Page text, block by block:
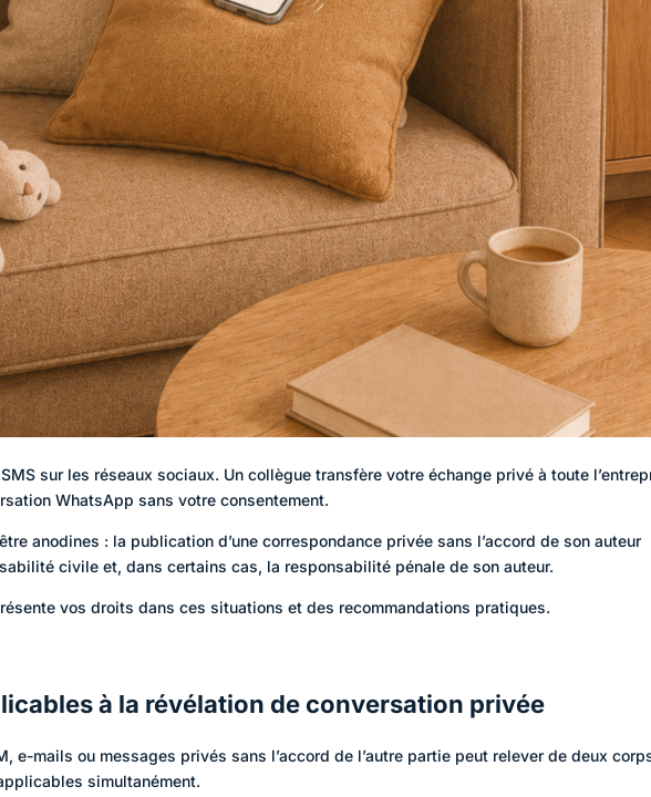
sur les réseaux sociaux. Un collègue transfère votre échange privé à toute
WhatsApp sans votre consentement.
anodines : la publication d’une correspondance privée sans l’accord de son auteur
civile et, dans certains cas, la responsabilité pénale de son auteur.
vos droits dans ces situations et des recommandations pratiques.
à la révélation de conversation privée
e-mails ou messages privés sans l’accord de l’autre partie peut relever de deux
simultanément.